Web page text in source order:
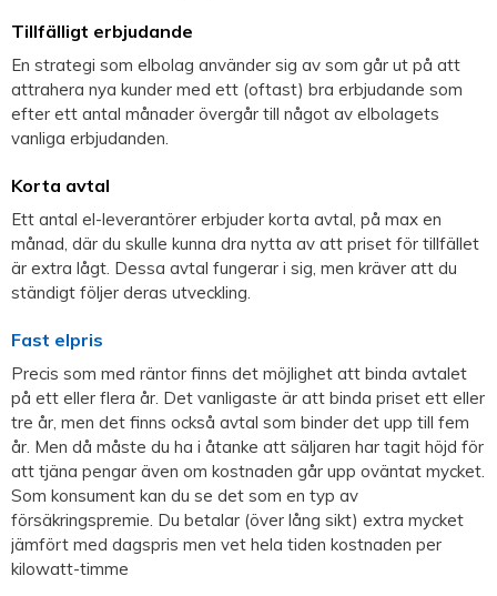
Tillfälligt erbjudande
En strategi som elbolag använder sig av som går ut på att
attrahera nya kunder med ett (oftast) bra erbjudande som
efter ett antal månader övergår till något av elbolagets
vanliga erbjudanden.
Korta avtal
Ett antal el-leverantörer erbjuder korta avtal, på max en
månad, där du skulle kunna dra nytta av att priset för tillfället
är extra lågt. Dessa avtal fungerar i sig, men kräver att du
ständigt följer deras utveckling.
Fast elpris
Precis som med räntor finns det möjlighet att binda avtalet
på ett eller flera år. Det vanligaste är att binda priset ett eller
tre år, men det finns också avtal som binder det upp till fem
år. Men då måste du ha i åtanke att säljaren har tagit höjd för
att tjäna pengar även om kostnaden går upp oväntat mycket.
Som konsument kan du se det som en typ av
försäkringspremie. Du betalar (över lång sikt) extra mycket
jämfört med dagspris men vet hela tiden kostnaden per
kilowatt-timme